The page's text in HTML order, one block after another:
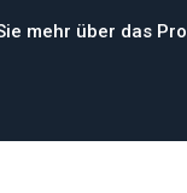
mehr über das